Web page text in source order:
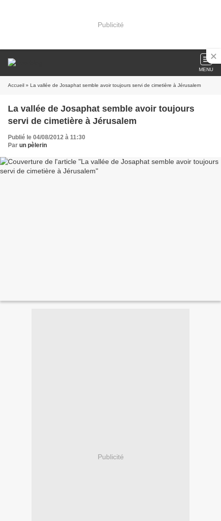
Publicité
MENU
Accueil » La vallée de Josaphat semble avoir toujours servi de cimetière à Jérusalem
La vallée de Josaphat semble avoir toujours
servi de cimetière à Jérusalem
Publié le 04/08/2012 à 11:30
Par un pèlerin
Publicité